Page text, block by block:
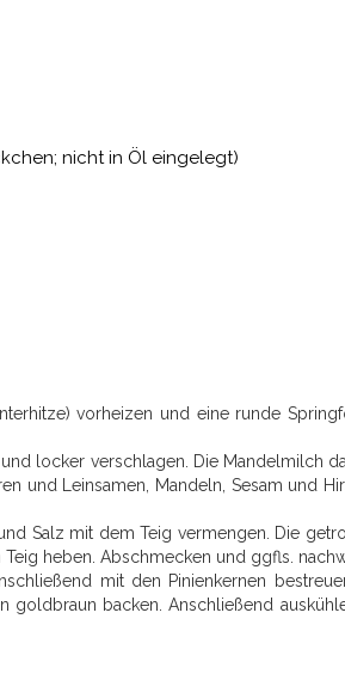
nicht in Öl eingelegt)
vorheizen und eine runde
locker verschlagen. Die Mandelmilch
und Leinsamen, Mandeln, Sesam und
Salz mit dem Teig vermengen. Die
heben. Abschmecken und ggfls.
mit den Pinienkernen
goldbraun backen. Anschließend